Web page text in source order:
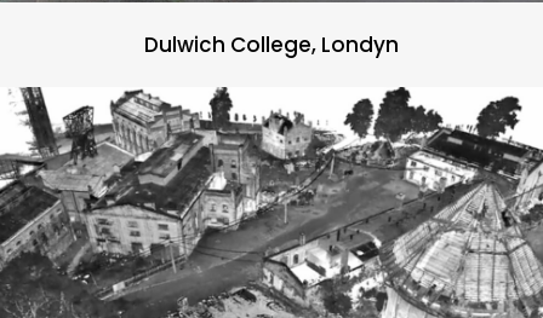
Dulwich College, Londyn